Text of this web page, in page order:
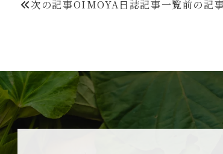
次の記事OIMOYA日誌記事一覧前の記